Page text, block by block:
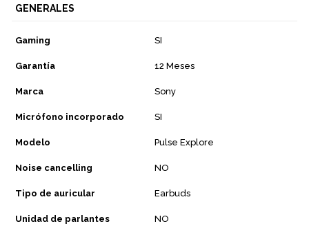
GENERALES
Gaming SI
Garantía 12 Meses
Marca Sony
Micrófono incorporado SI
Modelo Pulse Explore
Noise cancelling NO
Tipo de auricular Earbuds
Unidad de parlantes NO